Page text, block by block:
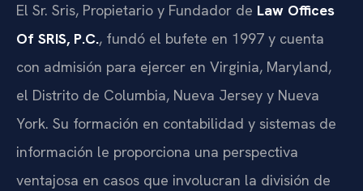
El Sr. Sris, Propietario y Fundador de Law Offices
Of SRIS, P.C., fundó el bufete en 1997 y cuenta
con admisión para ejercer en Virginia, Maryland,
el Distrito de Columbia, Nueva Jersey y Nueva
York. Su formación en contabilidad y sistemas de
información le proporciona una perspectiva
ventajosa en casos que involucran la división de